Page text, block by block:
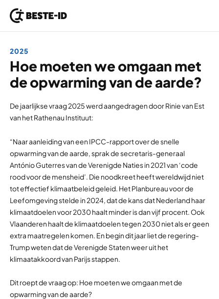
2025
Hoe moeten we omgaan met
de opwarming van de aarde?
De jaarlijkse vraag 2025 werd aangedragen door Rinie van Est
van het Rathenau Instituut:
“Naar aanleiding van een IPCC-rapport over de snelle
opwarming van de aarde, sprak de secretaris-generaal
António Guterres van de Verenigde Naties in 2021 van ‘code
rood voor de mensheid’. Die noodkreet heeft wereldwijd niet
tot effectief klimaatbeleid geleid. Het Planbureau voor de
Leefomgeving stelde in 2024, dat de kans dat Nederland haar
klimaatdoelen voor 2030 haalt minder is dan vijf procent. Ook
Vlaanderen haalt de klimaatdoelen tegen 2030 niet als er geen
extra maatregelen komen. En begin dit jaar liet de regering-
Trump weten dat de Verenigde Staten weer uit het
klimaatakkoord van Parijs stappen.
Dit roept de vraag op: Hoe moeten we omgaan met de
opwarming van de aarde?